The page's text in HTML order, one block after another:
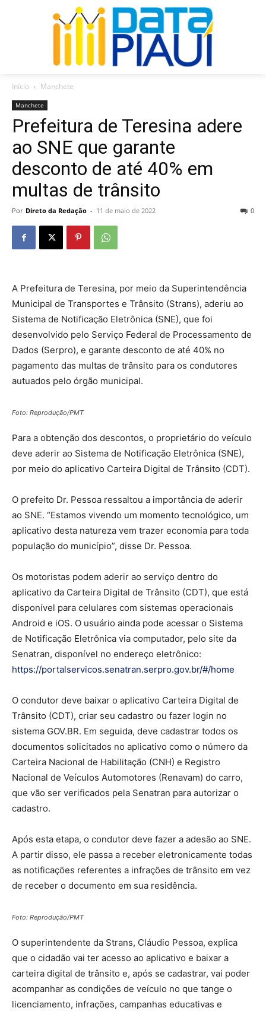
Início Manchete
Manchete
Prefeitura de Teresina adere
ao SNE que garante
desconto de até 40% em
multas de trânsito
Por Direto da Redação - 11 de maio de 2022 0
A Prefeitura de Teresina, por meio da Superintendência
Municipal de Transportes e Trânsito (Strans), aderiu ao
Sistema de Notificação Eletrônica (SNE), que foi
desenvolvido pelo Serviço Federal de Processamento de
Dados (Serpro), e garante desconto de até 40% no
pagamento das multas de trânsito para os condutores
autuados pelo órgão municipal.
Foto: Reprodução/PMT
Para a obtenção dos descontos, o proprietário do veículo
deve aderir ao Sistema de Notificação Eletrônica (SNE),
por meio do aplicativo Carteira Digital de Trânsito (CDT).
O prefeito Dr. Pessoa ressaltou a importância de aderir
ao SNE. “Estamos vivendo um momento tecnológico, um
aplicativo desta natureza vem trazer economia para toda
população do município”, disse Dr. Pessoa.
Os motoristas podem aderir ao serviço dentro do
aplicativo da Carteira Digital de Trânsito (CDT), que está
disponível para celulares com sistemas operacionais
Android e iOS. O usuário ainda pode acessar o Sistema
de Notificação Eletrônica via computador, pelo site da
Senatran, disponível no endereço eletrônico:
https://portalservicos.senatran.serpro.gov.br/#/home
O condutor deve baixar o aplicativo Carteira Digital de
Trânsito (CDT), criar seu cadastro ou fazer login no
sistema GOV.BR. Em seguida, deve cadastrar todos os
documentos solicitados no aplicativo como o número da
Carteira Nacional de Habilitação (CNH) e Registro
Nacional de Veículos Automotores (Renavam) do carro,
que vão ser verificados pela Senatran para autorizar o
cadastro.
Após esta etapa, o condutor deve fazer a adesão ao SNE.
A partir disso, ele passa a receber eletronicamente todas
as notificações referentes a infrações de trânsito em vez
de receber o documento em sua residência.
Foto: Reprodução/PMT
O superintendente da Strans, Cláudio Pessoa, explica
que o cidadão vai ter acesso ao aplicativo e baixar a
carteira digital de trânsito e, após se cadastrar, vai poder
acompanhar as condições de veículo no que tange o
licenciamento, infrações, campanhas educativas e